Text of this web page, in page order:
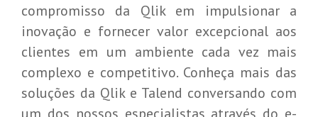
compromisso da Qlik em impulsionar a
inovação e fornecer valor excepcional aos
clientes em um ambiente cada vez mais
complexo e competitivo. Conheça mais das
soluções da Qlik e Talend conversando com
Destaques do Update Power BI de